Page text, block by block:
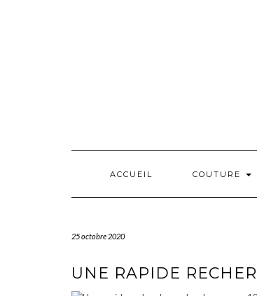
ACCUEIL COUTURE
25 octobre 2020
UNE RAPIDE